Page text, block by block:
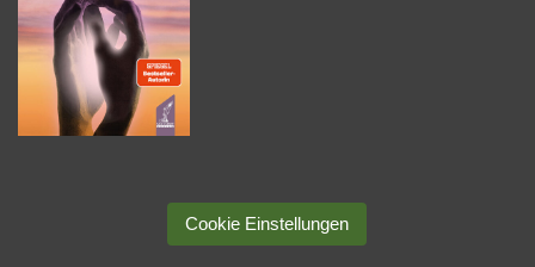
Cookie Einstellungen